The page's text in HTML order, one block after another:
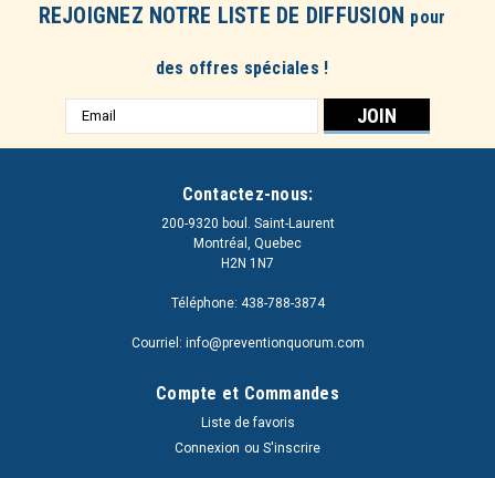
REJOIGNEZ NOTRE LISTE DE DIFFUSION pour
des offres spéciales !
Adresse
e-
Contactez-nous:
200-9320 boul. Saint-Laurent
Montréal, Quebec
H2N 1N7
Téléphone: 438-788-3874
Courriel: info@preventionquorum.com
Compte et Commandes
Liste de favoris
Connexion ou S'inscrire